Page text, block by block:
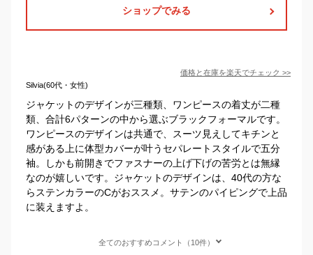
ショップでみる
価格と在庫を楽天でチェック >>
Silvia(60代・女性)
ジャケットのデザインが三種類、ワンピースの着丈が二種
類、合計6パターンの中から選ぶブラックフォーマルです。
ワンピースのデザインは共通で、スーツ見えしてキチンと
感がある上に体型カバーが叶うセパレートスタイルで五分
袖。しかも前開きでファスナーの上げ下げの苦労とは無縁
なのが嬉しいです。ジャケットのデザインは、40代の方な
らステンカラーのCがおススメ。サテンのパイピングで上品
に装えますよ。
全てのおすすめコメント（10件）